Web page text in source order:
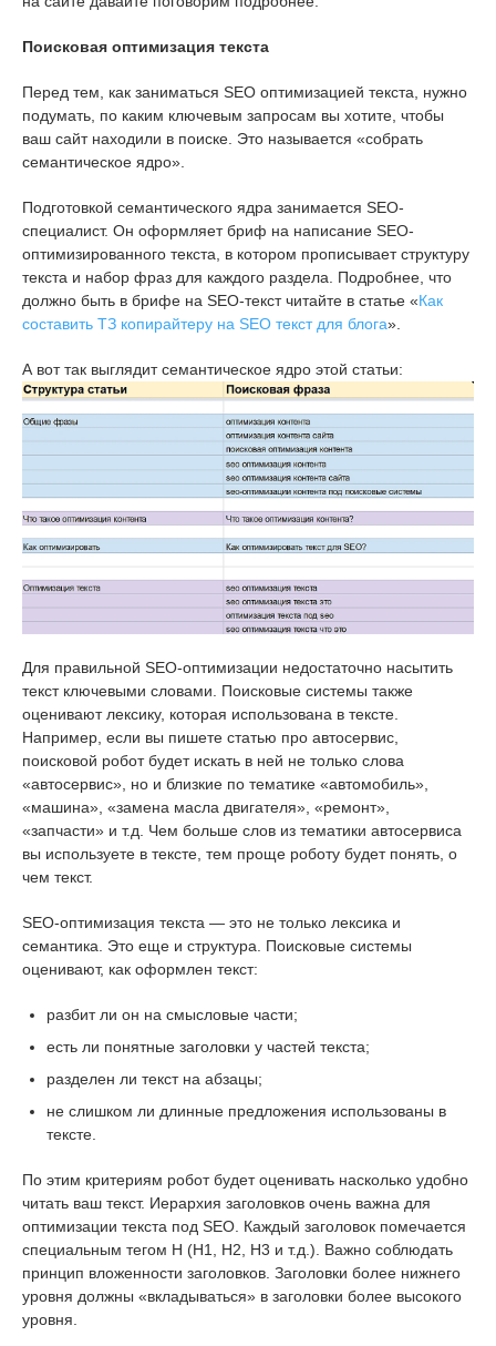
Поисковая оптимизация текста
Перед тем, как заниматься SEO оптимизацией текста, нужно
подумать, по каким ключевым запросам вы хотите, чтобы
ваш сайт находили в поиске. Это называется «собрать
семантическое ядро».
Подготовкой семантического ядра занимается SEO-
специалист. Он оформляет бриф на написание SEO-
оптимизированного текста, в котором прописывает структуру
текста и набор фраз для каждого раздела. Подробнее, что
должно быть в брифе на SEO-текст читайте в статье «Как
составить ТЗ копирайтеру на SEO текст для блога».
А вот так выглядит семантическое ядро этой статьи:
Для правильной SEO-оптимизации недостаточно насытить
текст ключевыми словами. Поисковые системы также
оценивают лексику, которая использована в тексте.
Например, если вы пишете статью про автосервис,
поисковой робот будет искать в ней не только слова
«автосервис», но и близкие по тематике «автомобиль»,
«машина», «замена масла двигателя», «ремонт»,
«запчасти» и т.д. Чем больше слов из тематики автосервиса
вы используете в тексте, тем проще роботу будет понять, о
чем текст.
SEO-оптимизация текста — это не только лексика и
семантика. Это еще и структура. Поисковые системы
оценивают, как оформлен текст:
разбит ли он на смысловые части;
есть ли понятные заголовки у частей текста;
разделен ли текст на абзацы;
не слишком ли длинные предложения использованы в
тексте.
По этим критериям робот будет оценивать насколько удобно
читать ваш текст. Иерархия заголовков очень важна для
оптимизации текста под SEO. Каждый заголовок помечается
специальным тегом H (Н1, Н2, Н3 и т.д.). Важно соблюдать
принцип вложенности заголовков. Заголовки более нижнего
уровня должны «вкладываться» в заголовки более высокого
уровня.